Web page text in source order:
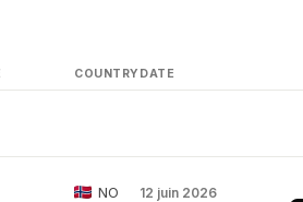
COUNTRY DATE
NO 12 juin 2026